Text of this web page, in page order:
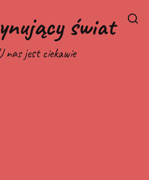
świat
nas jest ciekawie